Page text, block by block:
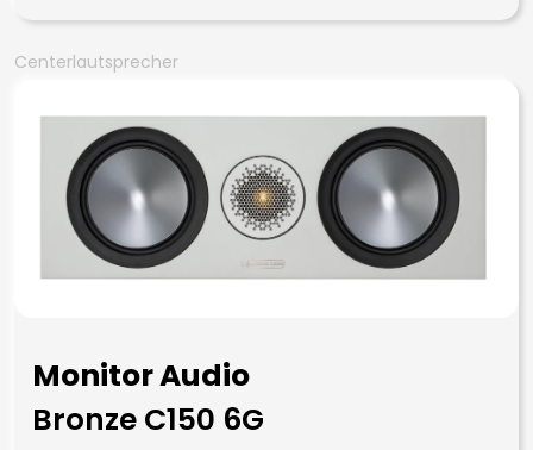
Centerlautsprecher
Monitor Audio
Bronze C150 6G